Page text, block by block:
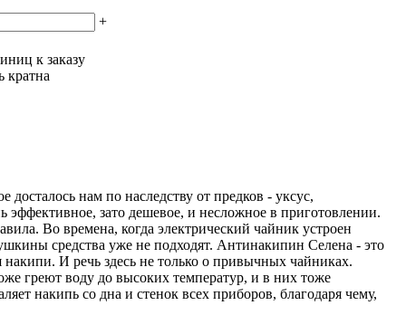
+
к заказу
кратна
нам по наследству от предков - уксус,
зато дешевое, и несложное в приготовлении.
Во времена, когда электрический чайник устроен
средства уже не подходят. Антинакипин Селена - это
накипи. И речь здесь не только о привычных чайниках.
греют воду до высоких температур, и в них тоже
накипь со дна и стенок всех приборов, благодаря чему,